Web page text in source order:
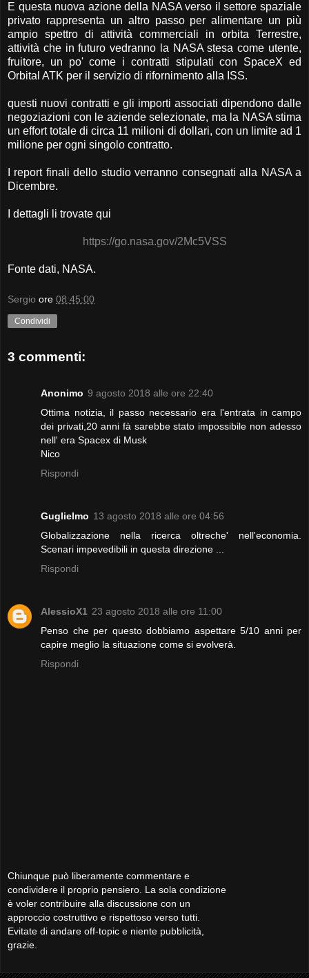
E questa nuova azione della NASA verso il settore spaziale
privato rappresenta un altro passo per alimentare un più
ampio spettro di attività commerciali in orbita Terrestre,
attività che in futuro vedranno la NASA stesa come utente,
fruitore, un po' come i contratti stipulati con SpaceX ed
Orbital ATK per il servizio di rifornimento alla ISS.
questi nuovi contratti e gli importi associati dipendono dalle
negoziazioni con le aziende selezionate, ma la NASA stima
un effort totale di circa 11 milioni di dollari, con un limite ad 1
milione per ogni singolo contratto.
I report finali dello studio verranno consegnati alla NASA a
Dicembre.
I dettagli li trovate qui
https://go.nasa.gov/2Mc5VSS
Fonte dati, NASA.
Sergio ore 08:45:00
Condividi
3 commenti:
Anonimo 9 agosto 2018 alle ore 22:40
Ottima notizia, il passo necessario era l'entrata in campo
dei privati,20 anni fà sarebbe stato impossibile non adesso
nell' era Spacex di Musk
Nico
Rispondi
Guglielmo 13 agosto 2018 alle ore 04:56
Globalizzazione nella ricerca oltreche' nell'economia.
Scenari impevedibili in questa direzione ...
Rispondi
AlessioX1 23 agosto 2018 alle ore 11:00
Penso che per questo dobbiamo aspettare 5/10 anni per
capire meglio la situazione come si evolverà.
Rispondi
Chiunque può liberamente commentare e
condividere il proprio pensiero. La sola condizione
è voler contribuire alla discussione con un
approccio costruttivo e rispettoso verso tutti.
Evitate di andare off-topic e niente pubblicità,
grazie.